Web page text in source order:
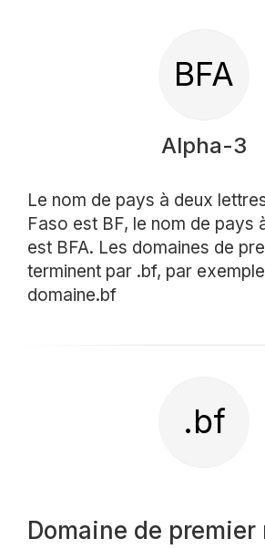
BFA
Alpha-3
Le nom de pays à deux
Faso est BF, le nom de pays
est BFA. Les domaines de
terminent par .bf, par
domaine.bf
.bf
Domaine de premier